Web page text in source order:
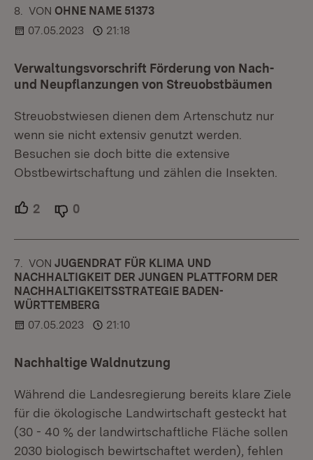
8. KOMMENTAR
VON :OHNE NAME 51373
07.05.2023
21:18
Verwaltungsvorschrift Förderung von Nach-
und Neupflanzungen von Streuobstbäumen
Streuobstwiesen dienen dem Artenschutz nur
wenn sie nicht extensiv genutzt werden.
Besuchen sie doch bitte die extensive
Obstbewirtschaftung und zählen die Insekten.
2 Unterstützer.
0
7. KOMMENTAR
VON :JUGENDRAT FÜR KLIMA UND
NACHHALTIGKEIT DER JUNGEN PLATTFORM DER
NACHHALTIGKEITSSTRATEGIE BADEN-
WÜRTTEMBERG
07.05.2023
21:10
Nachhaltige Waldnutzung
Während die Landesregierung bereits klare Ziele
für die ökologische Landwirtschaft gesteckt hat
(30 - 40 % der landwirtschaftliche Fläche sollen
2030 biologisch bewirtschaftet werden), fehlen